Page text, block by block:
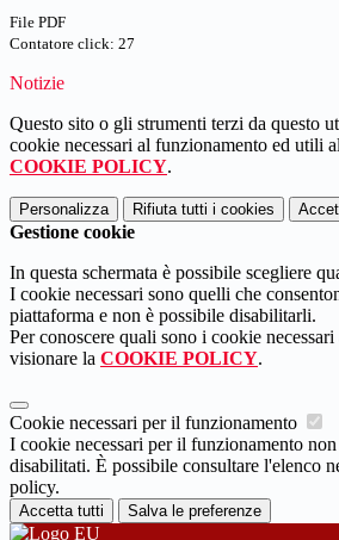
File PDF
Contatore click: 27
Notizie
Questo sito o gli strumenti terzi da questo
cookie necessari al funzionamento ed utili
COOKIE POLICY.
Personalizza Rifiuta tutti i cookies
Gestione cookie
In questa schermata è possibile scegliere
I cookie necessari sono quelli che
piattaforma e non è possibile disabilitarli.
Per conoscere quali sono i cookie
visionare la COOKIE POLICY.
Cookie necessari per il funzionamento
I cookie necessari per il funzionamento non
disabilitati. È possibile consultare l'elenco
policy.
Accetta tutti Salva le preferenze